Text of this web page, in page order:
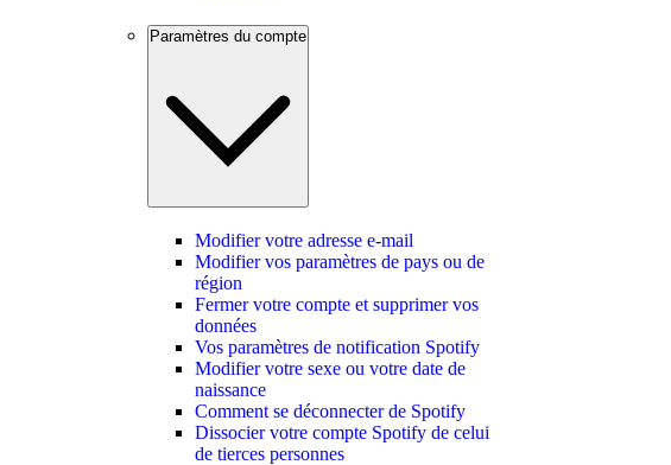
Paramètres du compte
Modifier votre adresse e-mail
Modifier vos paramètres de pays ou de
région
Fermer votre compte et supprimer vos
données
Vos paramètres de notification Spotify
Modifier votre sexe ou votre date de
naissance
Comment se déconnecter de Spotify
Dissocier votre compte Spotify de celui
de tierces personnes